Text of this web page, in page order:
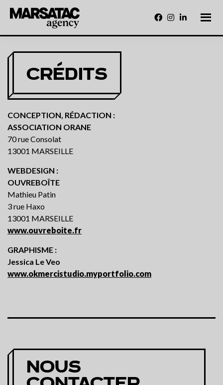
contenu
Marsatac
pour
pour
faire
Marseille
le
Sud
CRÉDITS
CONCEPTION, RÉDACTION :
ASSOCIATION ORANE
70 rue Consolat
13001 MARSEILLE
WEBDESIGN :
OUVREBOÎTE
Mathieu Patin
3 rue Haxo
13001 MARSEILLE
www.ouvreboite.fr
GRAPHISME :
Jessica Le Veo
www.okmercistudio.myportfolio.com
NOUS